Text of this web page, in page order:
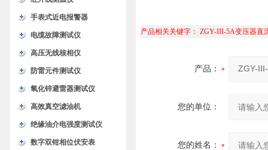
手表式近电报警器
电缆故障测试仪
高压无线核相仪
防雷元件测试仪
氧化锌避雷器测试仪
高效真空滤油机
绝缘油介电强度测试仪
数字双钳相位伏安表
产品相关关键字： ZGY-III-5A变压器直
产品：
您的单位：
您的姓名：